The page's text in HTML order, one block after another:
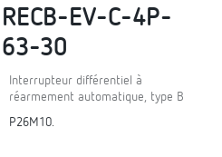
RECB-EV-C-4P-
63-30
Interrupteur différentiel à
réarmement automatique, type B
P26M10.